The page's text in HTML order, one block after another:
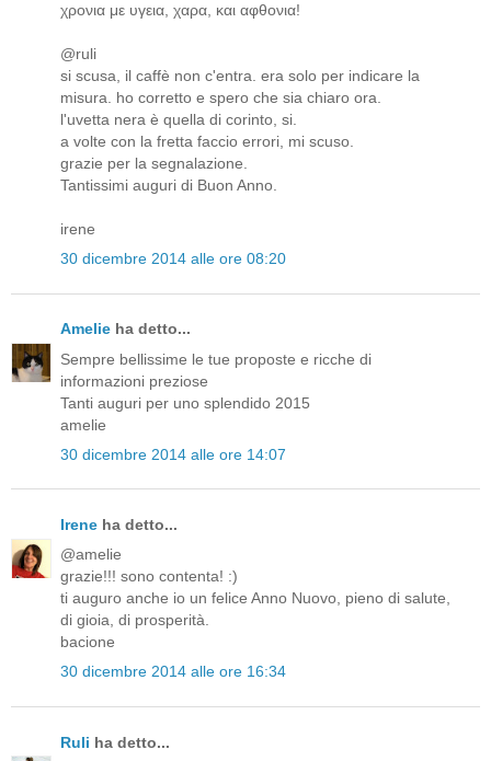
χρονια με υγεια, χαρα, και αφθονια!
@ruli
si scusa, il caffè non c'entra. era solo per indicare la
misura. ho corretto e spero che sia chiaro ora.
l'uvetta nera è quella di corinto, si.
a volte con la fretta faccio errori, mi scuso.
grazie per la segnalazione.
Tantissimi auguri di Buon Anno.
irene
30 dicembre 2014 alle ore 08:20
Amelie ha detto...
Sempre bellissime le tue proposte e ricche di
informazioni preziose
Tanti auguri per uno splendido 2015
amelie
30 dicembre 2014 alle ore 14:07
Irene ha detto...
@amelie
grazie!!! sono contenta! :)
ti auguro anche io un felice Anno Nuovo, pieno di salute,
di gioia, di prosperità.
bacione
30 dicembre 2014 alle ore 16:34
Ruli ha detto...